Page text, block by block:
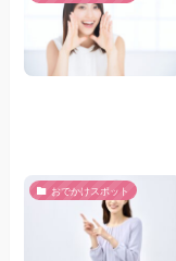
おでかけスポット